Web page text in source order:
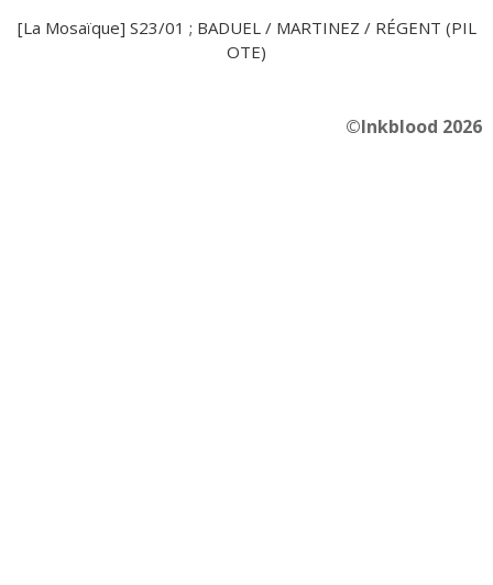
[La Mosaïque] S23/01 ; BADUEL / MARTINEZ / RÉGENT (PIL
OTE)
©Inkblood 2026